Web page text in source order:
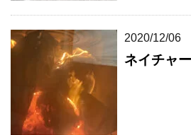
2020/12/06
ネイチャ